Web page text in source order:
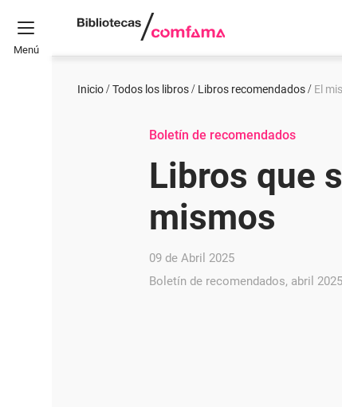
Menú
Inicio Todos los libros Libros recomendados El
Boletín de recomendados
Libros que
mismos
09 de Abril 2025
Boletín de recomendados, abril